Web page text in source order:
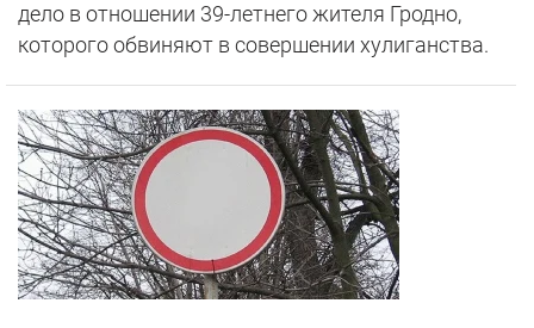
дело в отношении 39-летнего жителя Гродно,
которого обвиняют в совершении хулиганства.